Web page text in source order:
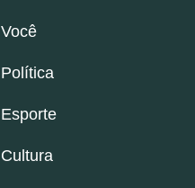
Você
Política
Esporte
Cultura